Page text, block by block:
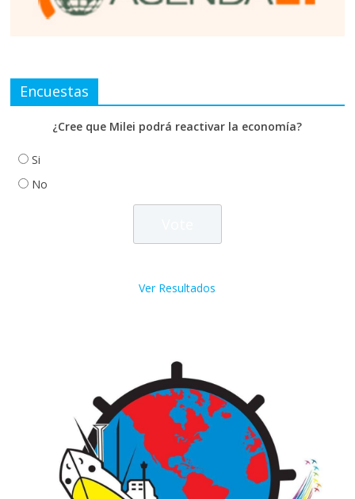
Encuestas
¿Cree que Milei podrá reactivar la economía?
Si
No
Ver Resultados